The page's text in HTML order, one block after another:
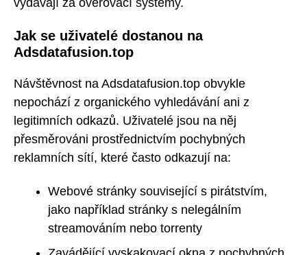
Jak se uživatelé dostanou na
Adsdatafusion.top
Návštěvnost na Adsdatafusion.top obvykle
nepochází z organického vyhledávání ani z
legitimních odkazů. Uživatelé jsou na něj
přesměrováni prostřednictvím pochybných
reklamních sítí, které často odkazují na:
Webové stránky související s pirátstvím,
jako například stránky s nelegálním
streamováním nebo torrenty